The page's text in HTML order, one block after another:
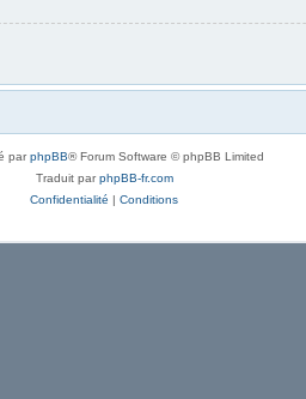
parphpBB® Forum Software © phpBB Limited
Traduit parphpBB-fr.com
Confidentialité | Conditions